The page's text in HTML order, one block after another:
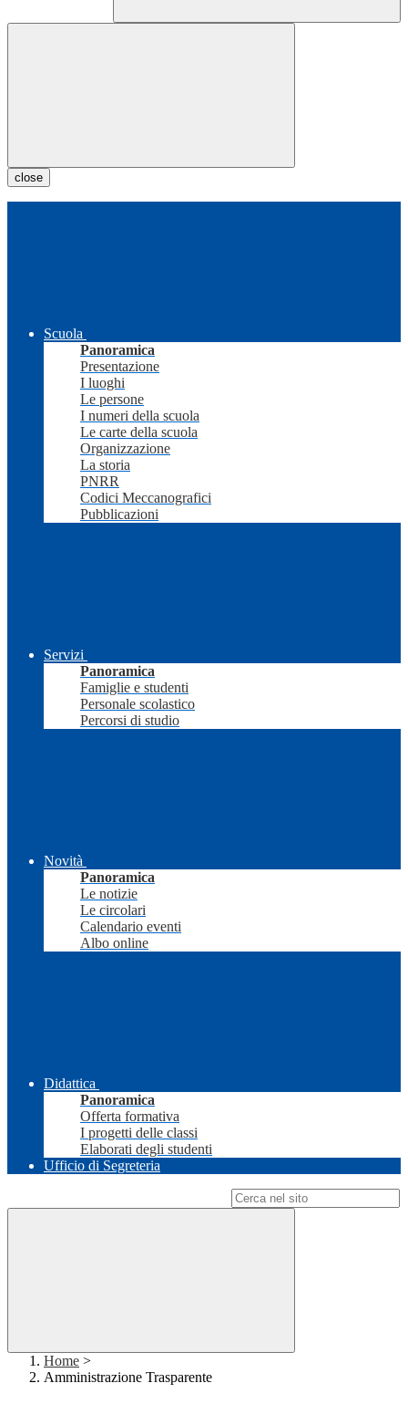
close
Scuola
Panoramica
Presentazione
I luoghi
Le persone
I numeri della scuola
Le carte della scuola
Organizzazione
La storia
PNRR
Codici Meccanografici
Pubblicazioni
Servizi
Panoramica
Famiglie e studenti
Personale scolastico
Percorsi di studio
Novità
Panoramica
Le notizie
Le circolari
Calendario eventi
Albo online
Didattica
Panoramica
Offerta formativa
I progetti delle classi
Elaborati degli studenti
Ufficio di Segreteria
Home >
Amministrazione Trasparente